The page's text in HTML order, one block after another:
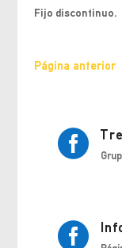
Fijo discontinuo.
Página anterior

